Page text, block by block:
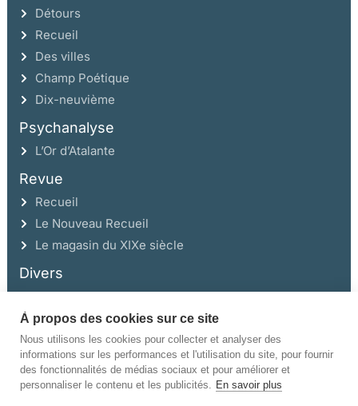
Détours
Recueil
Des villes
Champ Poétique
Dix-neuvième
Psychanalyse
L’Or d’Atalante
Revue
Recueil
Le Nouveau Recueil
Le magasin du XIXe siècle
Divers
Ce site a été réalisé avec l’aide de la Région Auvergne Rhône-Alpes et de la
Drac Rhône-Alpes.
À propos des cookies sur ce site
Nous utilisons les cookies pour collecter et analyser des
informations sur les performances et l'utilisation du site, pour fournir
des fonctionnalités de médias sociaux et pour améliorer et
personnaliser le contenu et les publicités. En savoir plus